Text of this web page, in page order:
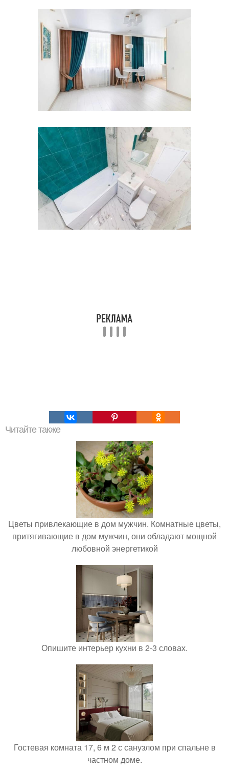
Читайте также
Цветы привлекающие в дом мужчин. Комнатные цветы,
притягивающие в дом мужчин, они обладают мощной
любовной энергетикой
Опишите интерьер кухни в 2-3 словах.
Гостевая комната 17, 6 м 2 с санузлом при спальне в
частном доме.